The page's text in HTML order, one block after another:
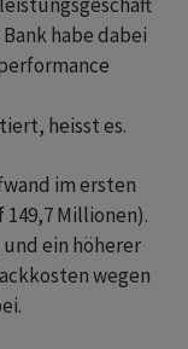
habe dabei
heisst es.
im ersten
Millionen).
ein höherer
wegen